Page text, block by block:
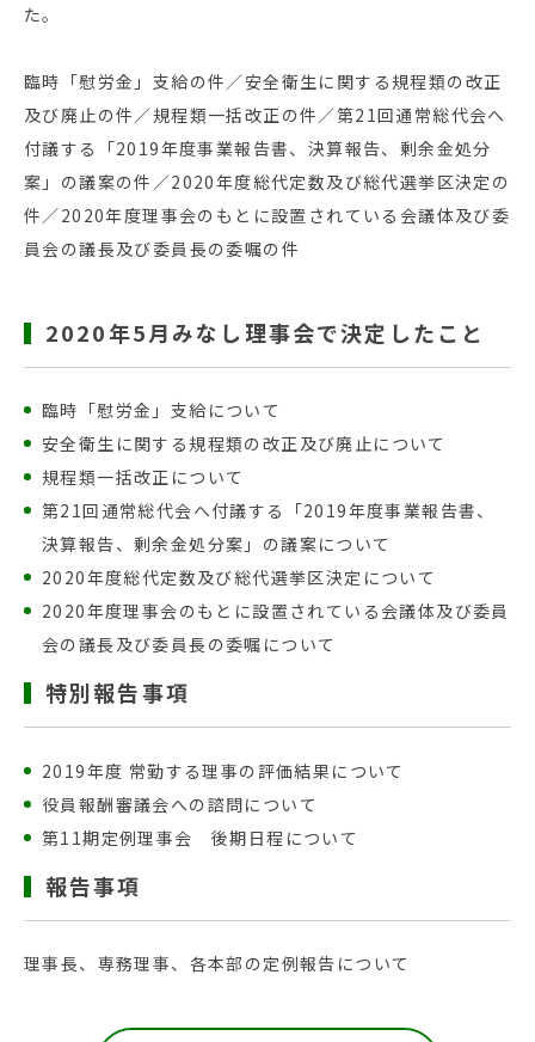
た。
臨時「慰労金」支給の件／安全衛生に関する規程類の改正
及び廃止の件／規程類一括改正の件／第21回通常総代会へ
付議する「2019年度事業報告書、決算報告、剰余金処分
案」の議案の件／2020年度総代定数及び総代選挙区決定の
件／2020年度理事会のもとに設置されている会議体及び委
員会の議長及び委員長の委嘱の件
2020年5月みなし理事会で決定したこと
臨時「慰労金」支給について
安全衛生に関する規程類の改正及び廃止について
規程類一括改正について
第21回通常総代会へ付議する「2019年度事業報告書、
決算報告、剰余金処分案」の議案について
2020年度総代定数及び総代選挙区決定について
2020年度理事会のもとに設置されている会議体及び委員
会の議長及び委員長の委嘱について
特別報告事項
2019年度 常勤する理事の評価結果について
役員報酬審議会への諮問について
第11期定例理事会 後期日程について
報告事項
理事長、専務理事、各本部の定例報告について